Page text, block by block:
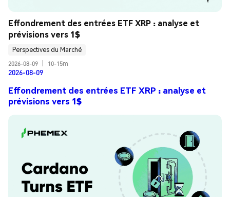
Effondrement des entrées ETF XRP : analyse et
prévisions vers 1$
Perspectives du Marché
2026-08-09
10-15m
2026-08-09
Effondrement des entrées ETF XRP : analyse et
prévisions vers 1$